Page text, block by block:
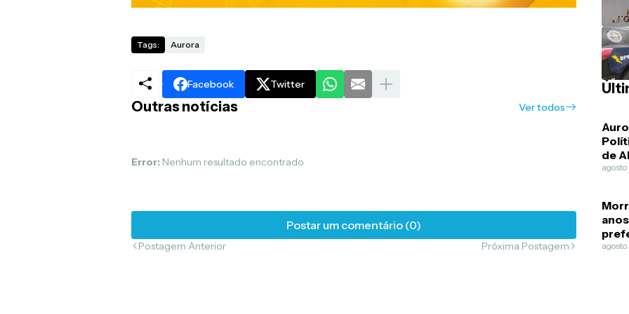
Tags: Aurora
Facebook Twitter
Outras notícias Ver todos
Error: Nenhum resultado encontrado
Postar um comentário (0)
Postagem Anterior Próxima Postagem
de
com